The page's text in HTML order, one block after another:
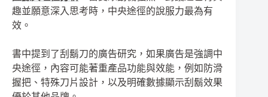
趣並願意深入思考時，中央途徑的說服力最為有
效。
書中提到了刮鬍刀的廣告研究，如果廣告是強調中
央途徑，內容可能著重產品功能與效能，例如防滑
握把、特殊刀片設計，以及明確數據顯示刮鬍效果